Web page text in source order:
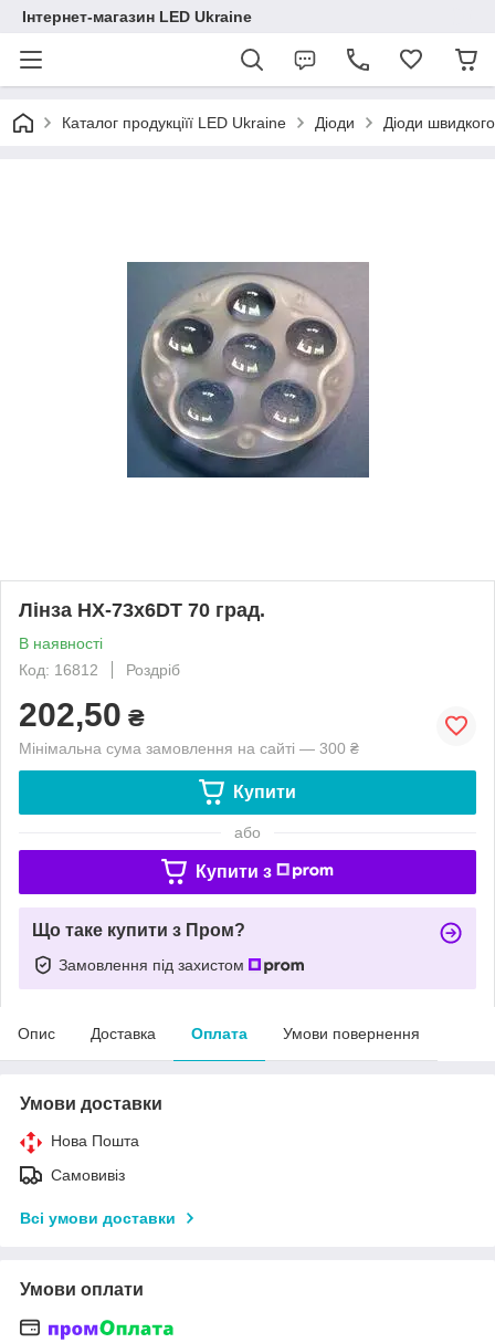
Інтернет-магазин LED Ukraine
Каталог продукціїї LED Ukraine Діоди Діоди
Лінза HX-73x6DT 70 град.
В наявності
Код: 16812
Роздріб
202,50 ₴
Мінімальна сума замовлення на сайті — 300 ₴
Купити
або
Купити з
Що таке купити з Пром?
Замовлення під захистом
Опис Доставка Оплата Умови повернення
Умови доставки
Нова Пошта
Самовивіз
Всі умови доставки
Умови оплати